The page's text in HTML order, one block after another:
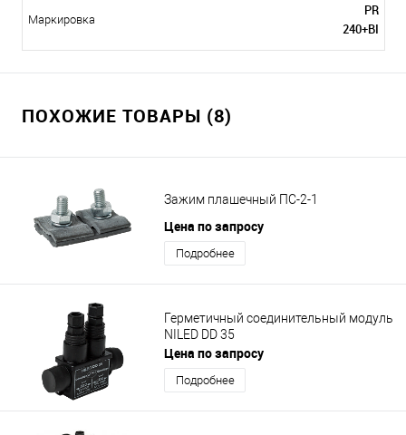
Маркировка
РR
240+BI
ПОХОЖИЕ ТОВАРЫ (8)
Зажим плашечный ПС-2-1
Цена по запросу
Подробнее
Герметичный соединительный модуль
NILED DD 35
Цена по запросу
Подробнее